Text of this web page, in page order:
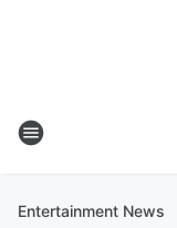
Entertainment News